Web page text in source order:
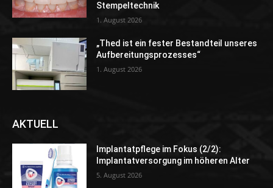
Stempeltechnik
1. August 2026
„Thed ist ein fester Bestandteil unseres
Aufbereitungsprozesses“
1. August 2026
AKTUELL
Implantatpflege im Fokus (2/2):
Implantatversorgung im höheren Alter
5. August 2026